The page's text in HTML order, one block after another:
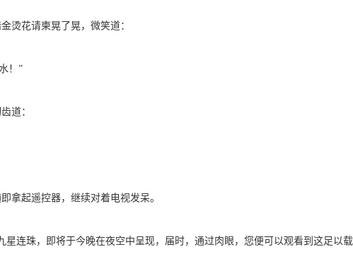
花请柬晃了晃，微笑道：
！”
道：
起遥控器，继续对着电视发呆。
连珠，即将于今晚在夜空中呈现，届时，通过肉眼，您便可以观看到这足以